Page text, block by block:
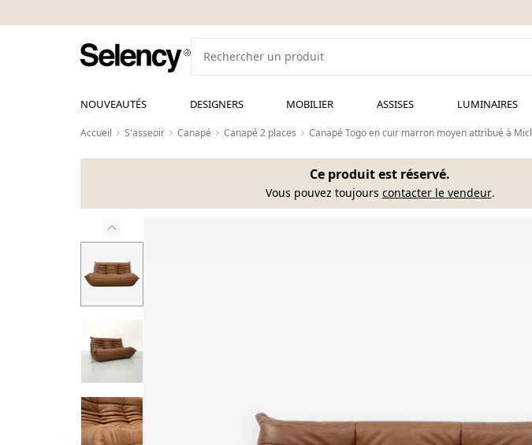
NOUVEAUTÉS DESIGNERS MOBILIER ASSISES LUMINAIRES
Accueil S'asseoir Canapé Canapé 2 places Canapé Togo en cuir marron moyen attribué à
Ce produit est réservé.
Vous pouvez toujours contacter le vendeur.